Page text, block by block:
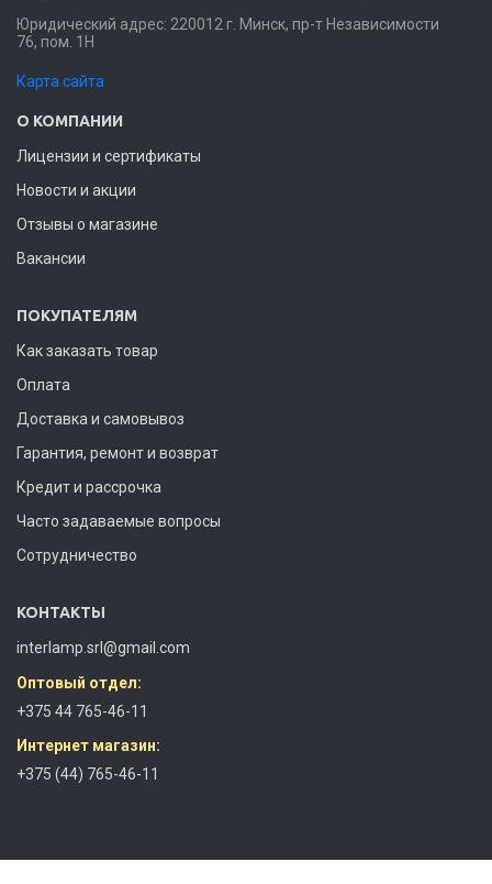
Юридический адрес: 220012 г. Минск, пр-т Независимости
76, пом. 1Н
Карта сайта
О КОМПАНИИ
Лицензии и сертификаты
Новости и акции
Отзывы о магазине
Вакансии
ПОКУПАТЕЛЯМ
Как заказать товар
Оплата
Доставка и самовывоз
Гарантия, ремонт и возврат
Кредит и рассрочка
Часто задаваемые вопросы
Сотрудничество
КОНТАКТЫ
interlamp.srl@gmail.com
Оптовый отдел:
+375 44 765-46-11
Интернет магазин:
+375 (44) 765-46-11